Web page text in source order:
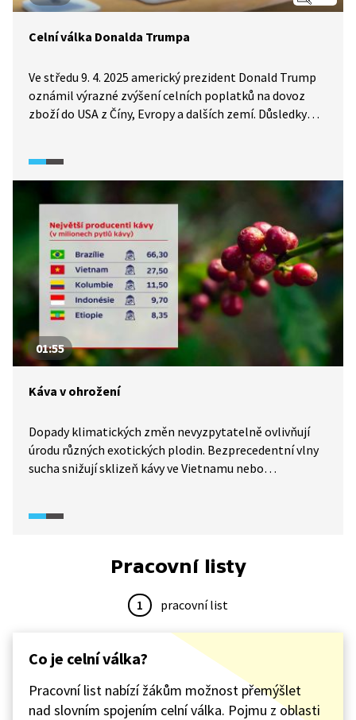
Celní válka Donalda Trumpa
Ve středu 9. 4. 2025 americký prezident Donald Trump
oznámil výrazné zvýšení celních poplatků na dovoz
zboží do USA z Číny, Evropy a dalších zemí. Důsledky
oblečení nebo elektroniky. Pusťte si se svými žáky
reportáž z pořadu Události, v níž redaktoři České
televize informovali veřejnost bezprostředně
po zveřejnění nové americké politiky.
01:55
Káva v ohrožení
Dopady klimatických změn nevyzpytatelně ovlivňují
úrodu různých exotických plodin. Bezprecedentní vlny
sucha snižují sklizeň kávy ve Vietnamu nebo
potravinářských komodit tak reagují skokovým
Pracovní listy
1 pracovní list
Co je celní válka?
Pracovní list nabízí žákům možnost přemýšlet
nad slovním spojením celní válka. Pojmu z oblasti